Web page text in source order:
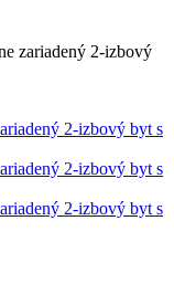
zariadený 2-izbový